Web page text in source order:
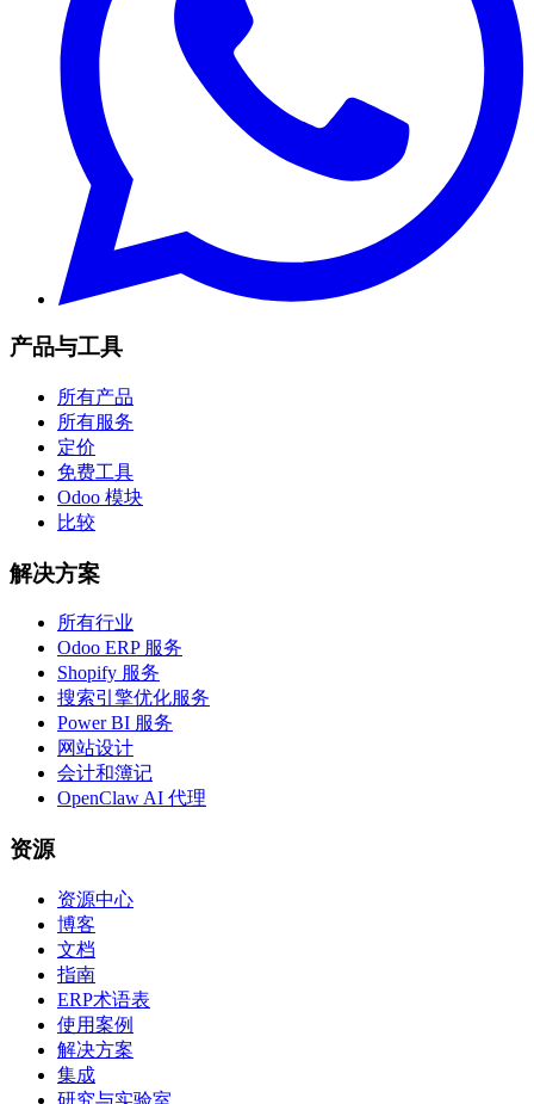
产品与工具
所有产品
所有服务
定价
免费工具
Odoo 模块
比较
解决方案
所有行业
Odoo ERP 服务
Shopify 服务
搜索引擎优化服务
Power BI 服务
网站设计
会计和簿记
OpenClaw AI 代理
资源
资源中心
博客
文档
指南
ERP术语表
使用案例
解决方案
集成
研究与实验室